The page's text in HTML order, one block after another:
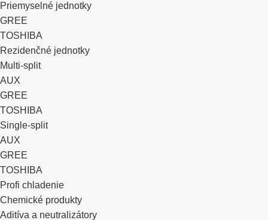
Priemyselné jednotky
GREE
TOSHIBA
Rezidenčné jednotky
Multi-split
AUX
GREE
TOSHIBA
Single-split
AUX
GREE
TOSHIBA
Profi chladenie
Chemické produkty
Aditíva a neutralizátory